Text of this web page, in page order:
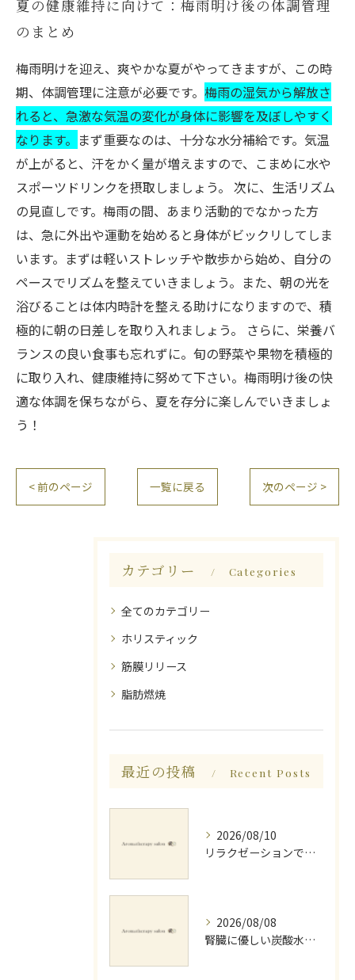
夏の健康維持に向けて：梅雨明け後の体調管理
のまとめ
梅雨明けを迎え、爽やかな夏がやってきますが、この時
期、体調管理に注意が必要です。 梅雨の湿気から解放さ
れると、急激な気温の変化が身体に影響を及ぼしやすく
なります。 まず重要なのは、十分な水分補給です。気温
が上がると、汗をかく量が増えますので、こまめに水や
スポーツドリンクを摂取しましょう。 次に、生活リズム
の見直しです。梅雨の間、あまり活動的でなかった方
は、急に外出や運動を始めると身体がビックリしてしま
います。まずは軽いストレッチや散歩から始め、自分の
ペースでリズムを整えていきましょう。また、朝の光を
浴びることは体内時計を整える助けになりますので、積
極的に朝の日差しを取り入れましょう。 さらに、栄養バ
ランスの良い食事も忘れずに。旬の野菜や果物を積極的
に取り入れ、健康維持に努めて下さい。梅雨明け後の快
適な体調を保ちながら、夏を存分に楽しんでいきましょ
う！
< 前のページ 一覧に戻る 次のページ >
カテゴリー Categories
全てのカテゴリー
ホリスティック
筋膜リリース
脂肪燃焼
最近の投稿 Recent Posts
2026/08/10
リラクゼーションで探る生と死の意味と生まれ変わり
2026/08/08
腎臓に優しい炭酸水とミネラルでデトックス法